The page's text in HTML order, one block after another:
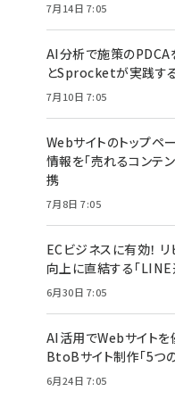
7月14日 7:05
AI分析で施策のPDCA
とSprocketが実践す
7月10日 7:05
Webサイトのトップペ
情報を「売れるコンテ
携
7月8日 7:05
ECビジネスに有効！
向上に直結する「LINE
6月30日 7:05
AI活用でWebサイトを
BtoBサイト制作「5つ
6月24日 7:05